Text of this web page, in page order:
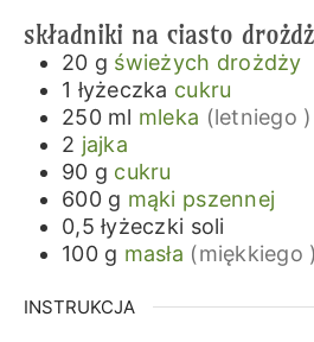
składniki na ciasto
20 g świeżych drożdży
1 łyżeczka cukru
250 ml mleka (letniego )
2 jajka
90 g cukru
600 g mąki pszennej
0,5 łyżeczki soli
100 g masła (miękkiego )
INSTRUKCJA